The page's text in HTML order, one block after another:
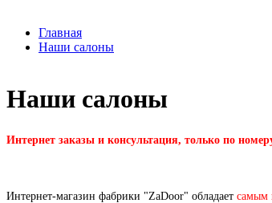
Главная
Наши салоны
Наши салоны
Интернет заказы и консультация, только по
Интернет-магазин фабрики "ZaDoor" обладает самым